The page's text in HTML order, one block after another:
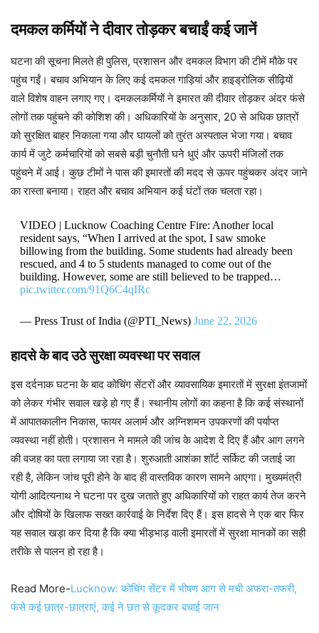
दमकल कर्मियों ने दीवार तोड़कर बचाईं कई जानें
घटना की सूचना मिलते ही पुलिस, प्रशासन और दमकल विभाग की टीमें मौके पर
पहुंच गईं। बचाव अभियान के लिए कई दमकल गाड़ियां और हाइड्रोलिक सीढ़ियों
वाले विशेष वाहन लगाए गए। दमकलकर्मियों ने इमारत की दीवार तोड़कर अंदर फंसे
लोगों तक पहुंचने की कोशिश की। अधिकारियों के अनुसार, 20 से अधिक छात्रों
को सुरक्षित बाहर निकाला गया और घायलों को तुरंत अस्पताल भेजा गया। बचाव
कार्य में जुटे कर्मचारियों को सबसे बड़ी चुनौती घने धुएं और ऊपरी मंजिलों तक
पहुंचने में आई। कुछ टीमों ने पास की इमारतों की मदद से ऊपर पहुंचकर अंदर जाने
का रास्ता बनाया। राहत और बचाव अभियान कई घंटों तक चलता रहा।
VIDEO | Lucknow Coaching Centre Fire: Another local
resident says, “When I arrived at the spot, I saw smoke
billowing from the building. Some students had already been
rescued, and 4 to 5 students managed to come out of the
building. However, some are still believed to be trapped…
pic.twitter.com/91Q6C4qIRc
— Press Trust of India (@PTI_News) June 22, 2026
हादसे के बाद उठे सुरक्षा व्यवस्था पर सवाल
इस दर्दनाक घटना के बाद कोचिंग सेंटरों और व्यावसायिक इमारतों में सुरक्षा इंतजामों
को लेकर गंभीर सवाल खड़े हो गए हैं। स्थानीय लोगों का कहना है कि कई संस्थानों
में आपातकालीन निकास, फायर अलार्म और अग्निशमन उपकरणों की पर्याप्त
व्यवस्था नहीं होती। प्रशासन ने मामले की जांच के आदेश दे दिए हैं और आग लगने
की वजह का पता लगाया जा रहा है। शुरुआती आशंका शॉर्ट सर्किट की जताई जा
रही है, लेकिन जांच पूरी होने के बाद ही वास्तविक कारण सामने आएगा। मुख्यमंत्री
योगी आदित्यनाथ ने घटना पर दुख जताते हुए अधिकारियों को राहत कार्य तेज करने
और दोषियों के खिलाफ सख्त कार्रवाई के निर्देश दिए हैं। इस हादसे ने एक बार फिर
यह सवाल खड़ा कर दिया है कि क्या भीड़भाड़ वाली इमारतों में सुरक्षा मानकों का सही
तरीके से पालन हो रहा है।
Read More-Lucknow: कोचिंग सेंटर में भीषण आग से मची अफरा-तफरी,
फंसे कई छात्र-छात्राएं, कई ने छत से कूदकर बचाई जान